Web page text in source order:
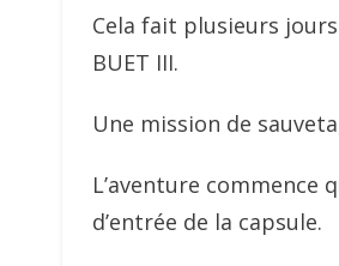
Cela fait plusieurs
BUET III.
Une mission de
L’aventure commence
d’entrée de la capsule.